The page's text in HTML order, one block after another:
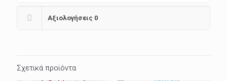
Αξιολογήσεις 0
Σχετικά προϊόντα